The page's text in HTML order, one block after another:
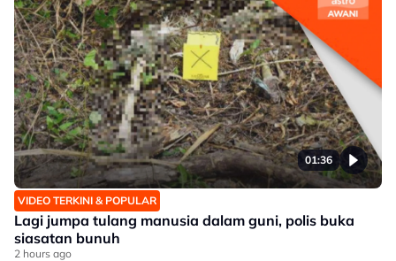
01:36
VIDEO TERKINI & POPULAR
Lagi jumpa tulang manusia dalam guni, polis buka
siasatan bunuh
2 hours ago